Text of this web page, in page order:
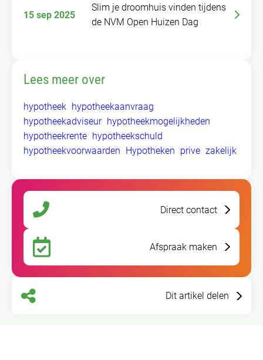
15 sep 2025
Slim je droomhuis vinden tijdens
de NVM Open Huizen Dag
Lees meer over
hypotheek hypotheekaanvraag
hypotheekadviseur hypotheekmogelijkheden
hypotheekrente hypotheekschuld
hypotheekvoorwaarden
Hypotheken prive zakelijk
Direct contact
Afspraak maken
Dit artikel delen